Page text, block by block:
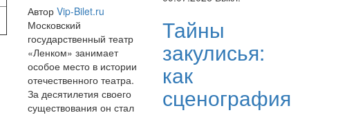
Автор Vip-Bilet.ru
Московский
государственный театр
«Ленком» занимает
особое место в истории
отечественного театра.
За десятилетия своего
существования он стал
Тайны
закулисья:
как
сценография